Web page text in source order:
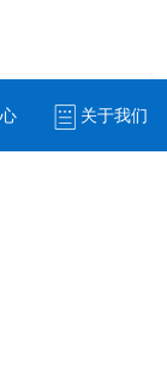
这里我
关于我们